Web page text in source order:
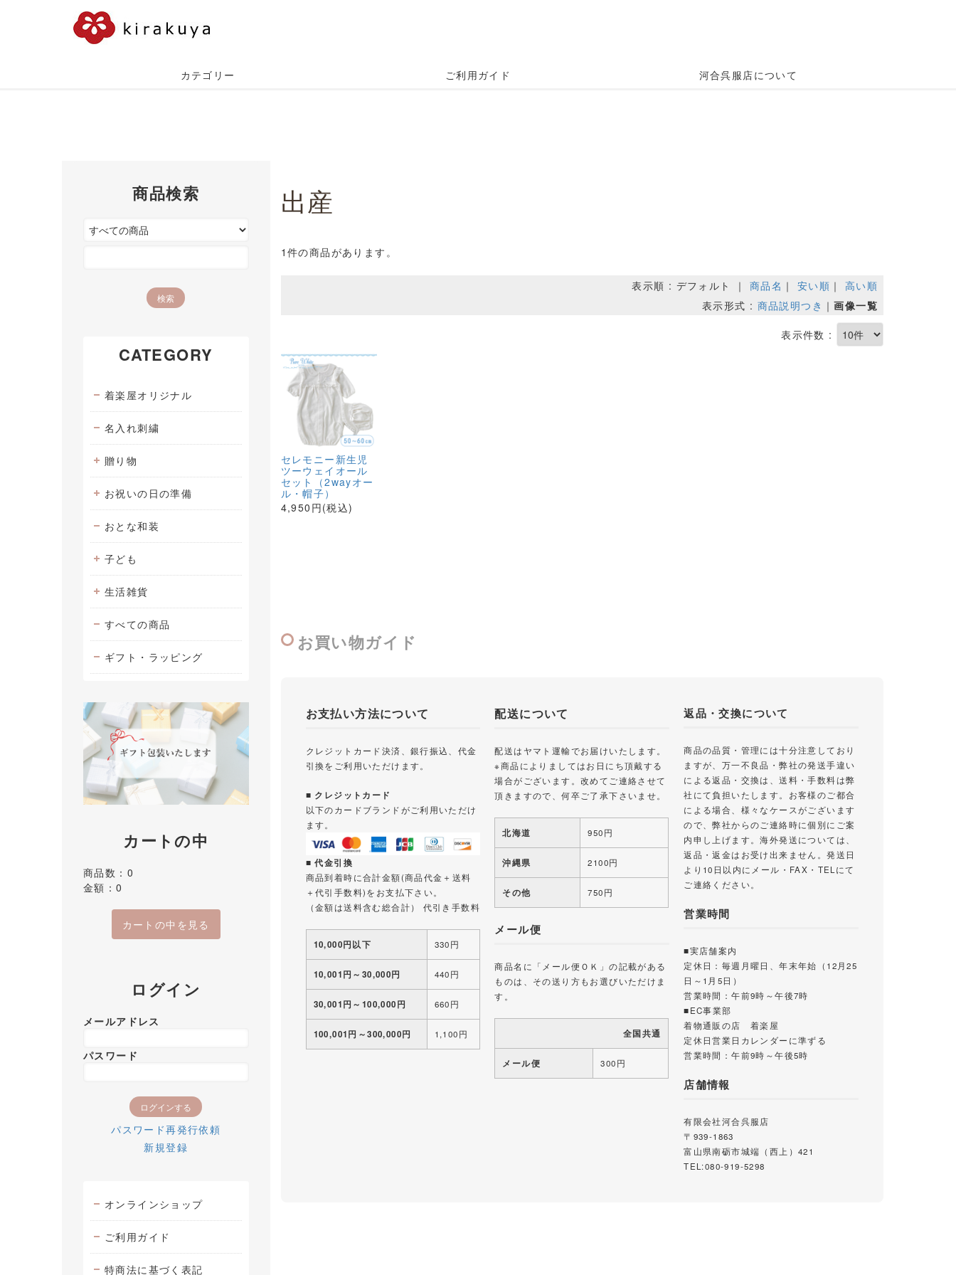
カテゴリー ご利用ガイド 河合呉服店について
商品検索
CATEGORY
着楽屋オリジナル
名入れ刺繍
贈り物
お祝いの日の準備
おとな和装
子ども
生活雑貨
すべての商品
ギフト・ラッピング
カートの中
商品数：0
金額：0
カートの中を見る
ログイン
メールアドレス
パスワード
パスワード再発行依頼
新規登録
オンラインショップ
ご利用ガイド
特商法に基づく表記
出産
1件の商品があります。
表示順 : デフォルト ｜ 商品名 ｜ 安い順 ｜ 高い順
表示形式 : 商品説明つき ｜画像一覧
表示件数 :
セレモニー新生児
ツーウェイオール
セット（2wayオー
ル・帽子）
4,950円(税込)
お買い物ガイド
お支払い方法について
クレジットカード決済、銀行振込、代金
引換をご利用いただけます。
■ クレジットカード
以下のカードブランドがご利用いただけ
ます。
■ 代金引換
商品到着時に合計金額(商品代金＋送料
＋代引手数料)をお支払下さい。
（金額は送料含む総合計） 代引き手数料
10,000円以下 330円
10,001円～30,000円 440円
30,001円～100,000円 660円
100,001円～300,000円 1,100円
配送について
配送はヤマト運輸でお届けいたします。
※商品によりましてはお日にち頂戴する
場合がございます。改めてご連絡させて
頂きますので、何卒ご了承下さいませ。
北海道 950円
沖縄県 2100円
その他 750円
メール便
商品名に「メール便ＯＫ」の記載がある
ものは、その送り方もお選びいただけま
す。
全国共通
メール便 300円
返品・交換について
商品の品質・管理には十分注意しており
ますが、万一不良品・弊社の発送手違い
による返品・交換は、送料・手数料は弊
社にて負担いたします。お客様のご都合
による場合、様々なケースがございます
ので、弊社からのご連絡時に個別にご案
内申し上げます。海外発送については、
返品・返金はお受け出来ません。発送日
より10日以内にメール・FAX・TELにて
ご連絡ください。
営業時間
■実店舗案内
定休日：毎週月曜日、年末年始（12月25
日～1月5日）
営業時間：午前9時～午後7時
■EC事業部
着物通販の店 着楽屋
定休日営業日カレンダーに準ずる
営業時間：午前9時～午後5時
店舗情報
有限会社河合呉服店
〒939-1863
富山県南砺市城端（西上）421
TEL:080-919-5298